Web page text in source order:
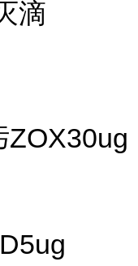
滴
ZOX30ug